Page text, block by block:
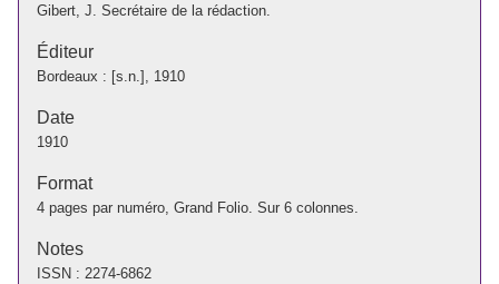
Gibert, J. Secrétaire de la rédaction.
Éditeur
Bordeaux : [s.n.], 1910
Date
1910
Format
4 pages par numéro, Grand Folio. Sur 6 colonnes.
Notes
ISSN : 2274-6862